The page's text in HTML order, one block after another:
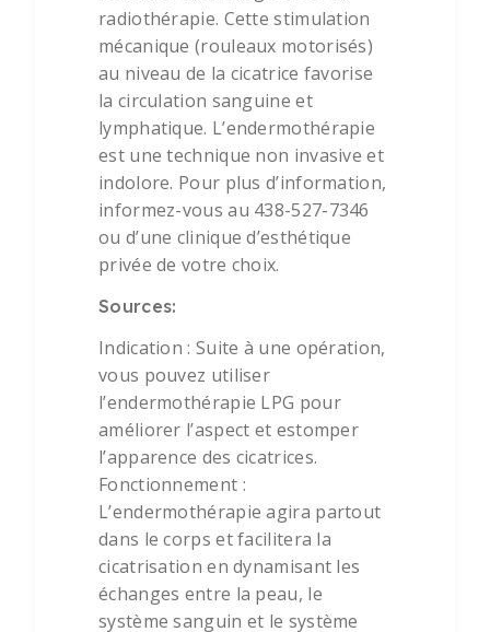
radiothérapie. Cette stimulation
mécanique (rouleaux motorisés)
au niveau de la cicatrice favorise
la circulation sanguine et
lymphatique. L’endermothérapie
est une technique non invasive et
indolore. Pour plus d’information,
informez-vous au 438-527-7346
ou d’une clinique d’esthétique
privée de votre choix.
Sources:
Indication : Suite à une opération,
vous pouvez utiliser
l’endermothérapie LPG pour
améliorer l’aspect et estomper
l’apparence des cicatrices.
Fonctionnement :
L’endermothérapie agira partout
dans le corps et facilitera la
cicatrisation en dynamisant les
échanges entre la peau, le
système sanguin et le système